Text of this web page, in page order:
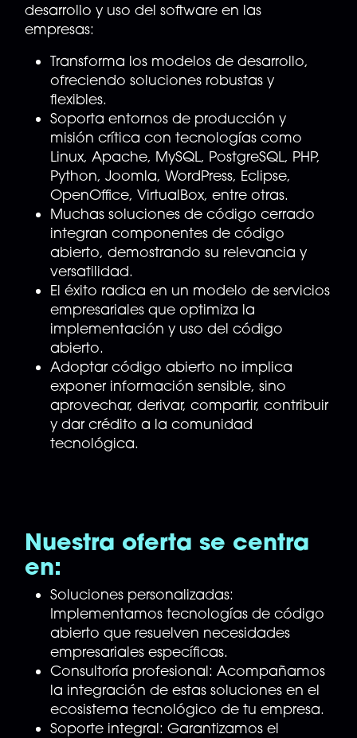
desarrollo y uso del software en las
empresas:
Transforma los modelos de desarrollo,
ofreciendo soluciones robustas y
flexibles.
Soporta entornos de producción y
misión crítica con tecnologías como
Linux, Apache, MySQL, PostgreSQL, PHP,
Python, Joomla, WordPress, Eclipse,
OpenOffice, VirtualBox, entre otras.
Muchas soluciones de código cerrado
integran componentes de código
abierto, demostrando su relevancia y
versatilidad.
El éxito radica en un modelo de servicios
empresariales que optimiza la
implementación y uso del código
abierto.
Adoptar código abierto no implica
exponer información sensible, sino
aprovechar, derivar, compartir, contribuir
y dar crédito a la comunidad
tecnológica.
Nuestra oferta se centra
en:
Soluciones personalizadas:
Implementamos tecnologías de código
abierto que resuelven necesidades
empresariales específicas.
Consultoría profesional: Acompañamos
la integración de estas soluciones en el
ecosistema tecnológico de tu empresa.
Soporte integral: Garantizamos el